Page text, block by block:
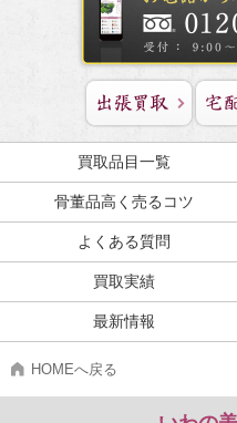
買取品目一覧
骨董品高く売るコツ
よくある質問
買取実績
最新情報
HOMEへ戻る